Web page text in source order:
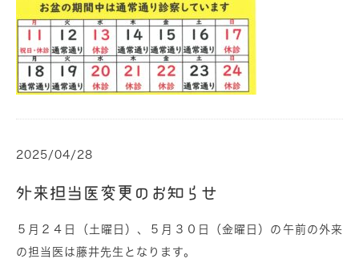
2025/04/28
外来担当医変更のお知らせ
５月２４日（土曜日）、５月３０日（金曜日）の午前の外来
の担当医は藤井先生となります。